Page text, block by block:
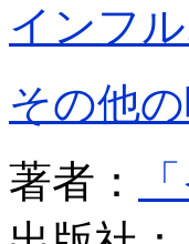
インフ
その他
著者：